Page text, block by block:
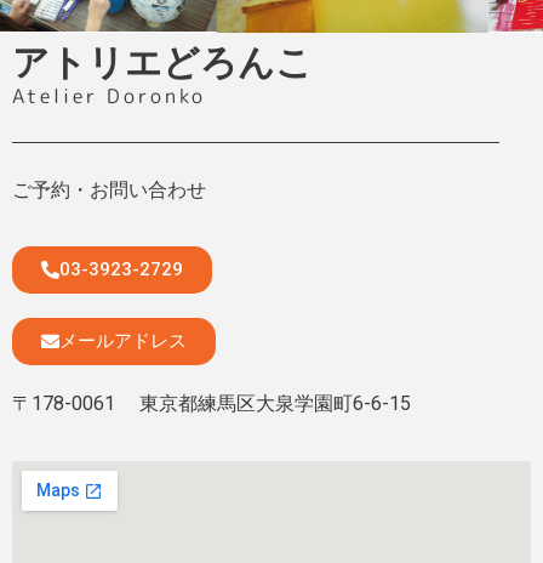
アトリエどろんこ
Atelier Doronko
ご予約・お問い合わせ
03-3923-2729
メールアドレス
〒178-0061 東京都練馬区大泉学園町6-6-15